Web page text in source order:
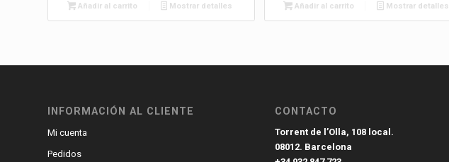
Añadir al carrito Mostrar detalles Añadir al carrito Mostrar detalles
INFORMACIÓN AL CLIENTE
Mi cuenta
Pedidos
CONTACTO
Torrent de l’Olla, 108 local.
08012. Barcelona